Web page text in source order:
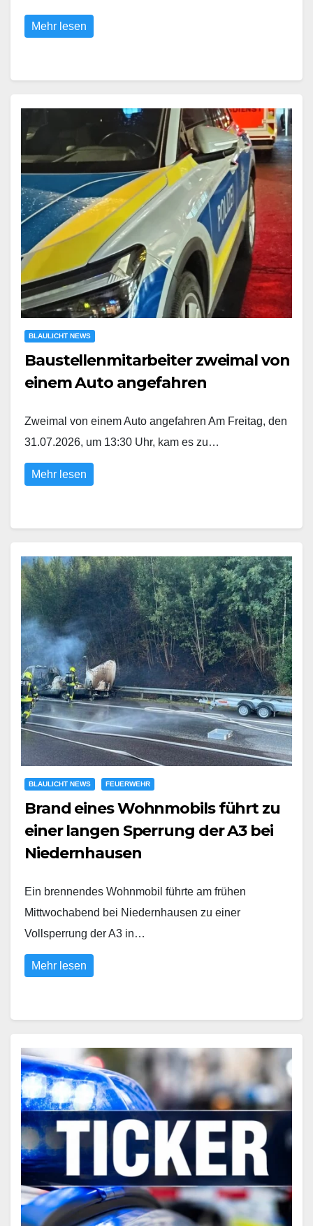
Mehr lesen
BLAULICHT NEWS
Baustellenmitarbeiter zweimal von
einem Auto angefahren
Zweimal von einem Auto angefahren Am Freitag, den
31.07.2026, um 13:30 Uhr, kam es zu…
Mehr lesen
BLAULICHT NEWS FEUERWEHR
Brand eines Wohnmobils führt zu
einer langen Sperrung der A3 bei
Niedernhausen
Ein brennendes Wohnmobil führte am frühen
Mittwochabend bei Niedernhausen zu einer
Vollsperrung der A3 in…
Mehr lesen